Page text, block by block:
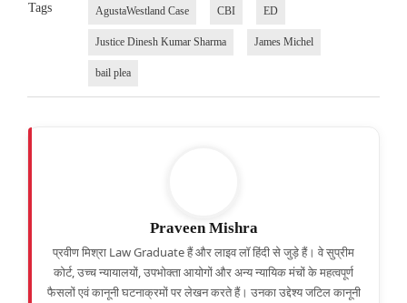
Tags AgustaWestland Case CBI ED
Justice Dinesh Kumar Sharma James Michel
bail plea
Praveen Mishra
प्रवीण मिश्रा Law Graduate हैं और लाइव लॉ हिंदी से जुड़े हैं। वे सुप्रीम
कोर्ट, उच्च न्यायालयों, उपभोक्ता आयोगों और अन्य न्यायिक मंचों के महत्वपूर्ण
फैसलों एवं कानूनी घटनाक्रमों पर लेखन करते हैं। उनका उद्देश्य जटिल कानूनी